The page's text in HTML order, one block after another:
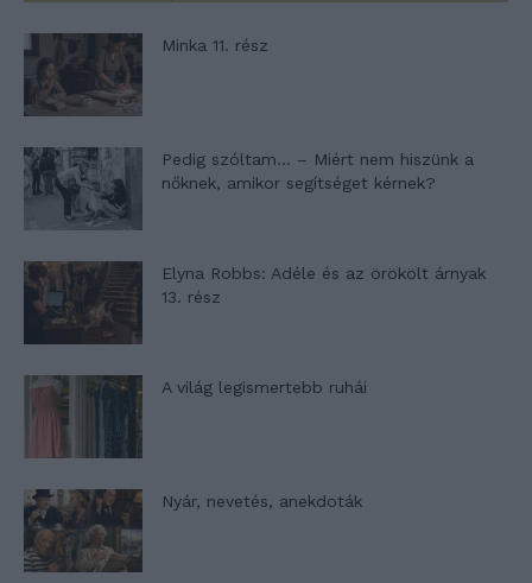
Minka 11. rész
Pedig szóltam… – Miért nem hiszünk a
nőknek, amikor segítséget kérnek?
Elyna Robbs: Adéle és az örökölt árnyak
13. rész
A világ legismertebb ruhái
Nyár, nevetés, anekdoták